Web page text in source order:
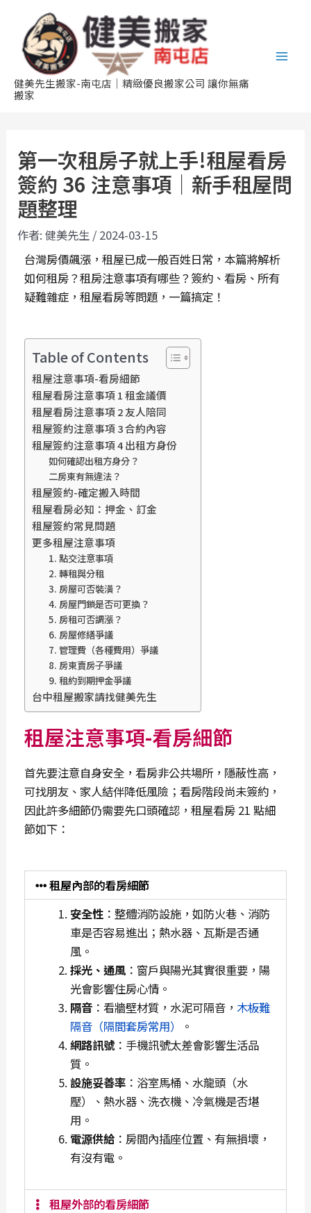
健美先生搬家-南屯店｜精緻優良搬家公司 讓你無痛
搬家
第一次租房子就上手!租屋看房
簽約 36 注意事項｜新手租屋問
題整理
作者:健美先生 / 2024-03-15
台灣房價飆漲，租屋已成一般百姓日常，本篇將解析
如何租房？租房注意事項有哪些？簽約、看房、所有
疑難雜症，租屋看房等問題，一篇搞定！
Table of Contents
租屋注意事項-看房細節
租屋看房注意事項 1 租金議價
租屋看房注意事項 2 友人陪同
租屋簽約注意事項 3 合約內容
租屋簽約注意事項 4 出租方身份
如何確認出租方身分？
二房東有無違法？
租屋簽約-確定搬入時間
租屋看房必知：押金、訂金
租屋簽約常見問題
更多租屋注意事項
1. 點交注意事項
2. 轉租與分租
3. 房屋可否裝潢？
4. 房屋門鎖是否可更換？
5. 房租可否調漲？
6. 房屋修繕爭議
7. 管理費（各種費用）爭議
8. 房東賣房子爭議
9. 租約到期押金爭議
台中租屋搬家請找健美先生
租屋注意事項-看房細節
首先要注意自身安全，看房非公共場所，隱蔽性高，
可找朋友、家人結伴降低風險；看房階段尚未簽約，
因此許多細節仍需要先口頭確認，租屋看房 21 點細
節如下：
租屋內部的看房細節
安全性：整體消防設施，如防火巷、消防
車是否容易進出；熱水器、瓦斯是否通
風。
採光、通風：窗戶與陽光其實很重要，陽
光會影響住房心情。
隔音：看牆壁材質，水泥可隔音， 木板難
隔音（隔間套房常用）
。
網路訊號：手機訊號太差會影響生活品
質。
設施妥善率：浴室馬桶、水龍頭（水
壓）、熱水器、洗衣機、冷氣機是否堪
用。
電源供給：房間內插座位置、有無損壞，
有沒有電。
租屋外部的看房細節
navigation